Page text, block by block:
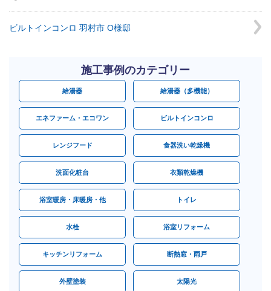
ビルトインコンロ 羽村市 O様邸
施工事例のカテゴリー
給湯器 給湯器（多機能）
エネファーム・エコワン ビルトインコンロ
レンジフード 食器洗い乾燥機
洗面化粧台 衣類乾燥機
浴室暖房・床暖房・他 トイレ
水栓 浴室リフォーム
キッチンリフォーム 断熱窓・雨戸
外壁塗装 太陽光